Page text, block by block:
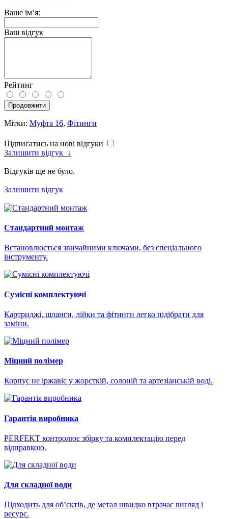
Ваше ім’я:
Ваш відгук
Рейтинг
Продовжити
Мітки: Муфта 16, Фітинги
Підписатись на нові відгуки
Залишити відгук ↓
Відгуків ще не було.
Залишити відгук
Стандартний монтаж
Встановлюється звичайними ключами, без спеціального
інструменту.
Сумісні комплектуючі
Картриджі, шланги, лійки та фітинги легко підібрати для
заміни.
Міцний полімер
Корпус не іржавіє у жорсткій, солоній та артезіанській воді.
Гарантія виробника
PERFEKT контролює збірку та комплектацію перед
відправкою.
Для складної води
Підходить для об’єктів, де метал швидко втрачає вигляд і
ресурс.